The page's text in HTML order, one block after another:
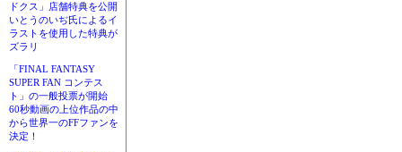
ドクス」店舗特典を公開
いとうのいぢ氏によるイ
ラストを使用した特典が
ズラリ
「FINAL FANTASY
SUPER FAN コンテス
ト」の一般投票が開始
60秒動画の上位作品の中
から世界一のFFファンを
決定！